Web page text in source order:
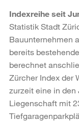
Indexreihe seit
Statistik Stadt
Bauunternehmen
bereits
berechnet
Zürcher Index der
zurzeit eine in
Liegenschaft mit